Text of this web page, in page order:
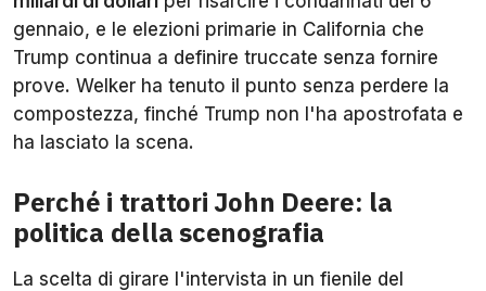
gennaio, e le elezioni primarie in California che
Trump continua a definire truccate senza fornire
prove. Welker ha tenuto il punto senza perdere la
compostezza, finché Trump non l'ha apostrofata e
ha lasciato la scena.
Perché i trattori John Deere: la
politica della scenografia
La scelta di girare l'intervista in un fienile del